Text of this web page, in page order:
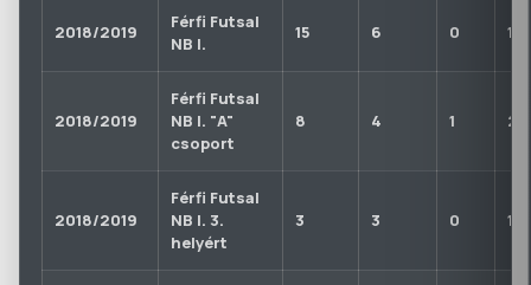
2018/2019
Férfi Futsal
NB I.
15 6 0 1
2018/2019
Férfi Futsal
NB I. "A"
csoport
8 4 1 2
2018/2019
Férfi Futsal
NB I. 3.
helyért
3 3 0 1